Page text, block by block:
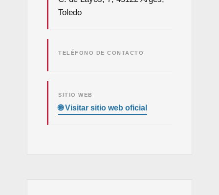
Toledo
TELÉFONO DE CONTACTO
SITIO WEB